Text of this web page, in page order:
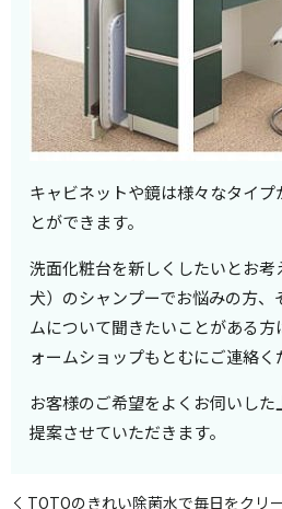
キャビネットや鏡は様々なタイ
とができます。
洗面化粧台を新しくしたいとお考
犬）のシャンプーでお悩みの方、
ムについて聞きたいことがある
ォームショップもとむにご連絡く
お客様のご希望をよくお伺いし
提案させていただきます。
TOTOのきれい除菌水で毎日をクリー